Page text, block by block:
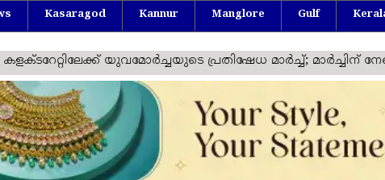
Kasaragod Kannur Manglore Gulf